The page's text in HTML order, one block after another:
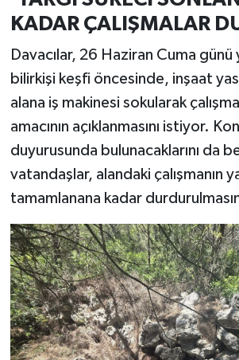
KADAR ÇALIŞMALAR
Davacılar, 26 Haziran Cuma günü
bilirkişi keşfi öncesinde, inşaat
alana iş makinesi sokularak çalışma
amacının açıklanmasını istiyor.
duyurusunda bulunacaklarını da
vatandaşlar, alandaki çalışmanın
tamamlanana kadar